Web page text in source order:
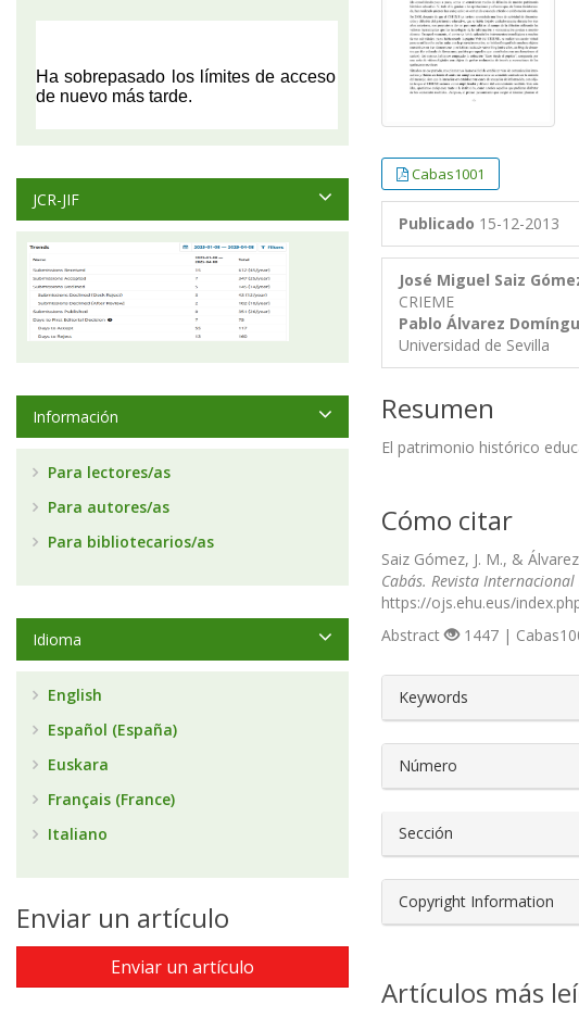
Cabas1001
Publicado 15-12-2013
José Miguel Saiz
CRIEME
Pablo Álvarez
Universidad de Sevilla
Resumen
El patrimonio histórico
Cómo citar
Saiz Gómez, J. M., &
Cabás. Revista
https://ojs.ehu.eus/
Abstract 1447 |
Keywords
Número
Sección
Copyright Information
Artículos más
JCR-JIF
Información
Para lectores/as
Para autores/as
Para bibliotecarios/as
Idioma
English
Español (España)
Euskara
Français (France)
Italiano
Enviar un artículo
Enviar un artículo